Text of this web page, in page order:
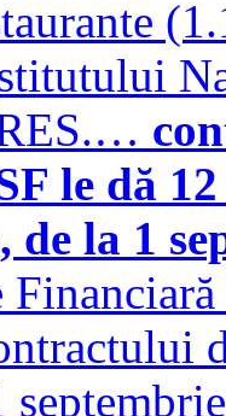
le dă
de la 1